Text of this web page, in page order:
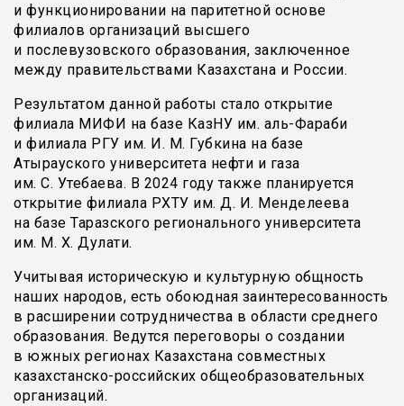
и функционировании на паритетной основе
филиалов организаций высшего
и послевузовского образования, заключенное
между правительствами Казахстана и России.
Результатом данной работы стало открытие
филиала МИФИ на базе КазНУ им. аль-Фараби
и филиала РГУ им. И. М. Губкина на базе
Атырауского университета нефти и газа
им. С. Утебаева. В 2024 году также планируется
открытие филиала РХТУ им. Д. И. Менделеева
на базе Таразского регионального университета
им. М. Х. Дулати.
Учитывая историческую и культурную общность
наших народов, есть обоюдная заинтересованность
в расширении сотрудничества в области среднего
образования. Ведутся переговоры о создании
в южных регионах Казахстана совместных
казахстанско-российских общеобразовательных
организаций.